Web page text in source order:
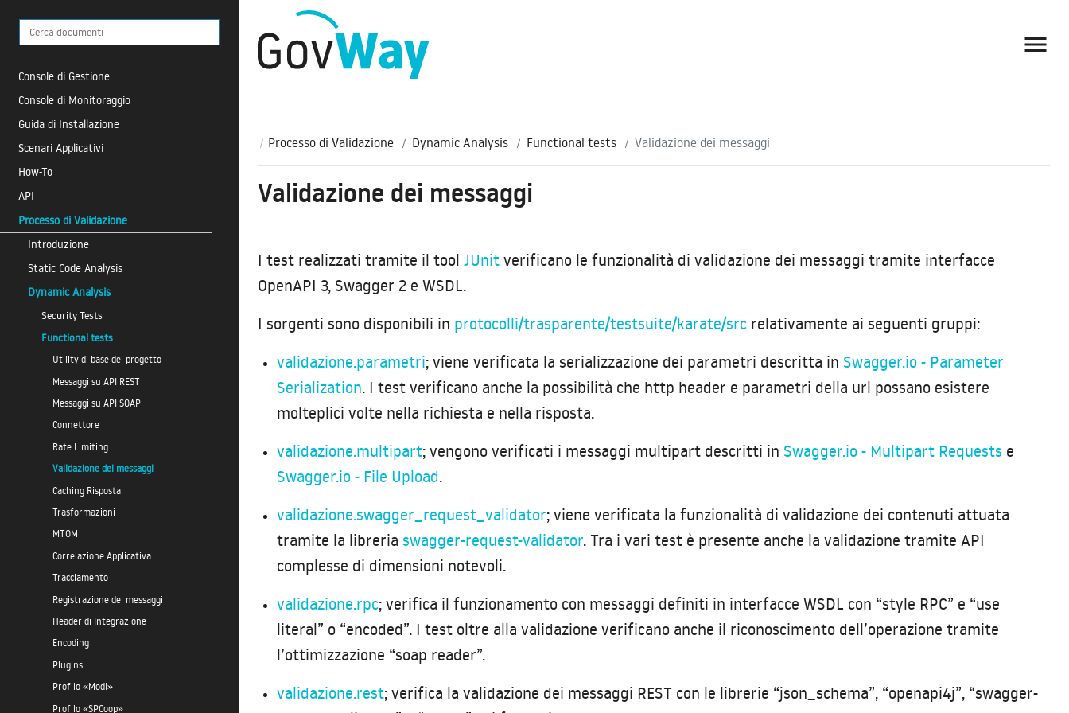
Console di Gestione
Console di Monitoraggio
Guida di Installazione
Scenari Applicativi
How-To
API
Processo di Validazione
Introduzione
Static Code Analysis
Dynamic Analysis
Security Tests
Functional tests
Utility di base del progetto
Messaggi su API REST
Messaggi su API SOAP
Connettore
Rate Limiting
Validazione dei messaggi
Caching Risposta
Trasformazioni
MTOM
Correlazione Applicativa
Tracciamento
Registrazione dei messaggi
Header di Integrazione
Encoding
Plugins
Profilo «ModI»
Profilo «SPCoop»

Processo di Validazione Dynamic Analysis Functional tests Validazione dei messaggi
Validazione dei messaggi
I test realizzati tramite il tool JUnitverificano le funzionalità di validazione dei messaggi tramite interfacce
OpenAPI 3, Swagger 2 e WSDL.
I sorgenti sono disponibili in protocolli/trasparente/testsuite/karate/src relativamente ai seguenti gruppi:
validazione.parametri; viene verificata la serializzazione dei parametri descritta in Swagger.io - Parameter
Serialization. I test verificano anche la possibilità che http header e parametri della url possano esistere
molteplici volte nella richiesta e nella risposta.
validazione.multipart; vengono verificati i messaggi multipart descritti in Swagger.io - Multipart Requests e
Swagger.io - File Upload.
validazione.swagger_request_validator; viene verificata la funzionalità di validazione dei contenuti attuata
tramite la libreria swagger-request-validator. Tra i vari test è presente anche la validazione tramite API
complesse di dimensioni notevoli.
validazione.rpc; verifica il funzionamento con messaggi definiti in interfacce WSDL con “style RPC” e “use
literal” o “encoded”. I test oltre alla validazione verificano anche il riconoscimento dell’operazione tramite
l’ottimizzazione “soap reader”.
validazione.rest; verifica la validazione dei messaggi REST con le librerie “json_schema”, “openapi4j”, “swagger-